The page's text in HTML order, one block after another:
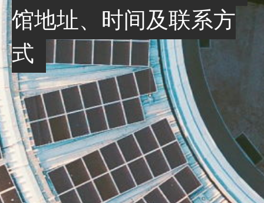
馆地址、时间及联系方
式